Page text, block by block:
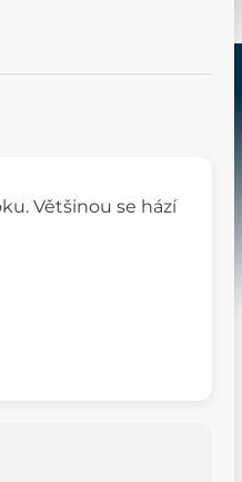
Většinou se hází